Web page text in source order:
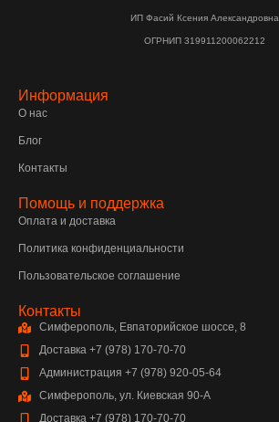
ИП Фасий Ксения Александровна
ОГРНИП 319911200062212
Информация
О нас
Блог
Контакты
Помощь и поддержка
Оплата и доставка
Политика конфиденциальности
Пользовательское соглашение
Контакты
Симферополь, Евпаторийское шоссе, 8
Доставка +7 (978) 170-70-70
Администрация +7 (978) 920-05-64
Симферополь, ул. Киевская 90-А
Доставка +7 (978) 170-70-70